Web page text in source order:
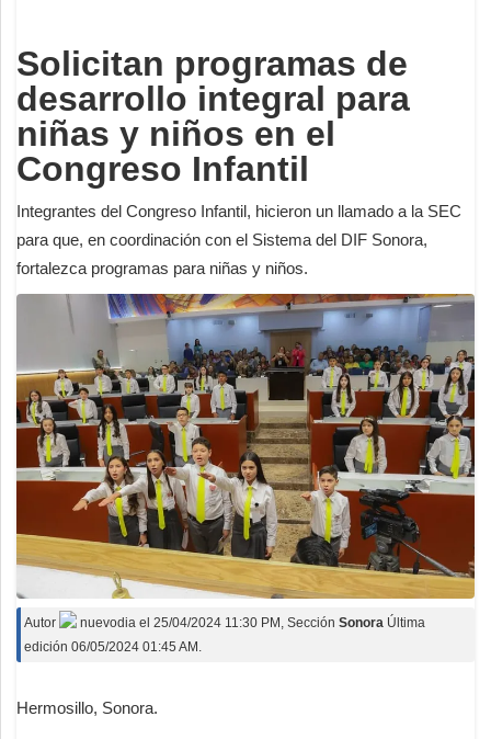
Solicitan programas de
desarrollo integral para
niñas y niños en el
Congreso Infantil
Integrantes del Congreso Infantil, hicieron un llamado a la SEC
para que, en coordinación con el Sistema del DIF Sonora,
fortalezca programas para niñas y niños.
Autor nuevodia el 25/04/2024 11:30 PM , Sección Sonora Última
edición 06/05/2024 01:45 AM.
Hermosillo, Sonora.